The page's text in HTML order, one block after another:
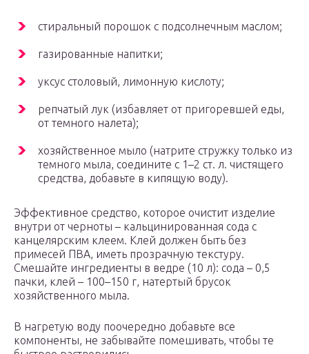
стиральный порошок с подсолнечным маслом;
газированные напитки;
уксус столовый, лимонную кислоту;
репчатый лук (избавляет от пригоревшей еды,
от темного налета);
хозяйственное мыло (натрите стружку только из
темного мыла, соедините с 1–2 ст. л. чистящего
средства, добавьте в кипящую воду).
Эффективное средство, которое очистит изделие
внутри от черноты – кальцинированная сода с
канцелярским клеем. Клей должен быть без
примесей ПВА, иметь прозрачную текстуру.
Смешайте ингредиенты в ведре (10 л): сода – 0,5
пачки, клей – 100–150 г, натертый брусок
хозяйственного мыла.
В нагретую воду поочередно добавьте все
компоненты, не забывайте помешивать, чтобы те